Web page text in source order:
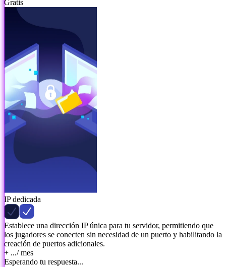
Gratis
IP dedicada
Establece una dirección IP única para tu servidor, permitiendo que
los jugadores se conecten sin necesidad de un puerto y habilitando la
creación de puertos adicionales.
+ .../ mes
Esperando tu respuesta...